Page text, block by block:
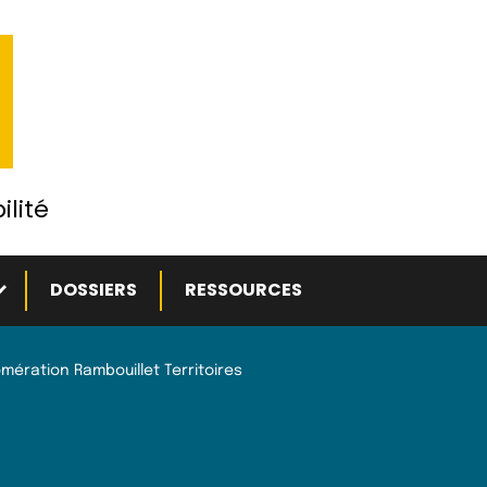
menu
DOSSIERS RESSOURCES
Rambouillet Territoires